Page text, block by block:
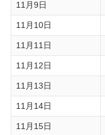
11月9日
11月10日
11月11日
11月12日
11月13日
11月14日
11月15日